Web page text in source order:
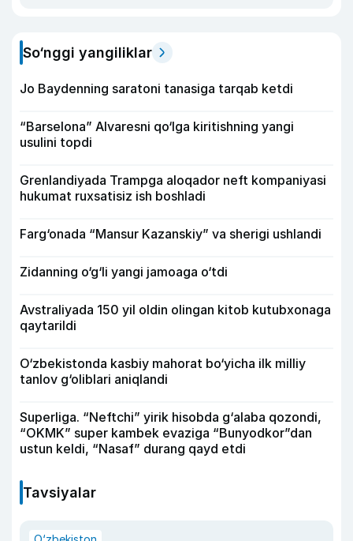
So‘nggi yangiliklar
Jo Baydenning saratoni tanasiga tarqab ketdi
“Barselona” Alvaresni qo‘lga kiritishning yangi
usulini topdi
Grenlandiyada Trampga aloqador neft kompaniyasi
hukumat ruxsatisiz ish boshladi
Farg‘onada “Mansur Kazanskiy” va sherigi ushlandi
Zidanning o‘g‘li yangi jamoaga o‘tdi
Avstraliyada 150 yil oldin olingan kitob kutubxonaga
qaytarildi
O‘zbekistonda kasbiy mahorat bo‘yicha ilk milliy
tanlov g‘oliblari aniqlandi
Superliga. “Neftchi” yirik hisobda g‘alaba qozondi,
“OKMK” super kambek evaziga “Bunyodkor”dan
ustun keldi, “Nasaf” durang qayd etdi
Tavsiyalar